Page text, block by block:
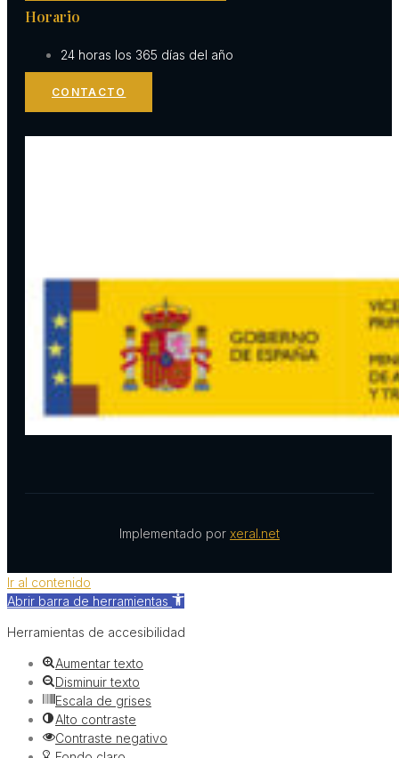
Horario
24 horas los 365 días del año
CONTACTO
Implementado por xeral.net
Ir al contenido
Abrir barra de herramientas
Herramientas de accesibilidad
Aumentar texto
Disminuir texto
Escala de grises
Alto contraste
Contraste negativo